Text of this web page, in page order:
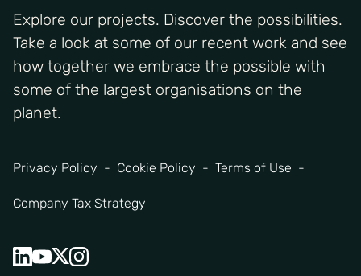
Explore our projects. Discover the possibilities.
Take a look at some of our recent work and see
how together we embrace the possible with
some of the largest organisations on the
planet.
Privacy Policy Cookie Policy Terms of Use
Company Tax Strategy